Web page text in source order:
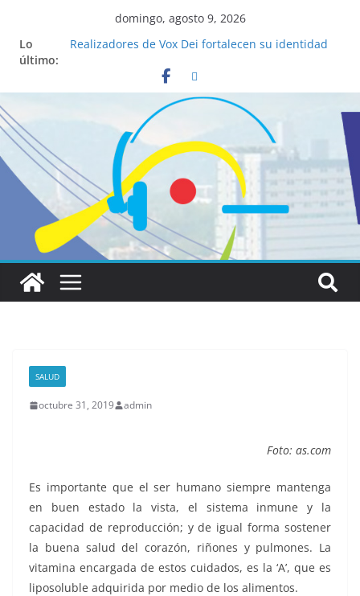
domingo, agosto 9, 2026
Lo
último:
Realizadores de Vox Dei fortalecen su identidad
La ciencia desvela los 5 secretos que tiene
fácilmente un católico para convertirse en
“Superancianos”
Pop Up Market atrae a cientos de visitantes y
dinamiza la economía local
Salud mental a la mesa: la importancia de
hablarlo en familia
Lo que tienen en común la nueva Película Toy
Story 5 y el Papa León XIV
SALUD
octubre 31, 2019 admin
Foto: as.com
Es importante que el ser humano siempre mantenga
en buen estado la vista, el sistema inmune y la
capacidad de reproducción; y de igual forma sostener
la buena salud del corazón, riñones y pulmones. La
vitamina encargada de estos cuidados, es la ‘A’, que es
liposoluble adquirida por medio de los alimentos.